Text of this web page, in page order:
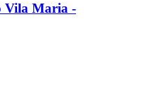
Vila Maria -